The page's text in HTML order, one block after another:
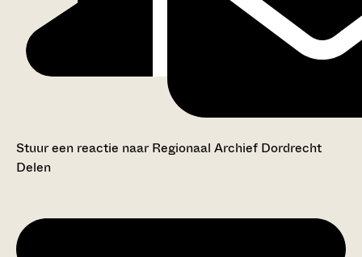
Stuur een reactie naar Regionaal Archief Dordrecht
Delen